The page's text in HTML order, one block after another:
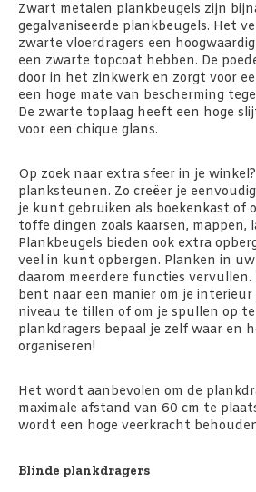
Zwart metalen plankbeugels zijn
gegalvaniseerde plankbeugels. Het
zwarte vloerdragers een
een zwarte topcoat hebben. De
door in het zinkwerk en zorgt voor
een hoge mate van bescherming
De zwarte toplaag heeft een hoge
voor een chique glans.
Op zoek naar extra sfeer in je
planksteunen. Zo creëer je
je kunt gebruiken als boekenkast of
toffe dingen zoals kaarsen, mappen,
Plankbeugels bieden ook extra
veel in kunt opbergen. Planken in
daarom meerdere functies
bent naar een manier om je interieur
niveau te tillen of om je spullen op
plankdragers bepaal je zelf waar en
organiseren!
Het wordt aanbevolen om de
maximale afstand van 60 cm te
wordt een hoge veerkracht
Blinde plankdragers